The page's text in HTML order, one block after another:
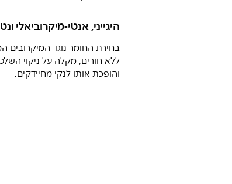
היגייני, אנטי-מיקרוביאלי
בחירת החומר נוגד המיקרובים
ללא חורים, מקלה על ניקוי השלט
והופכת אותו לנקי מחיידקים.